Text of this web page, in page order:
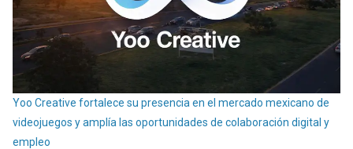
Yoo Creative fortalece su presencia en el mercado mexicano de
videojuegos y amplía las oportunidades de colaboración digital y
empleo